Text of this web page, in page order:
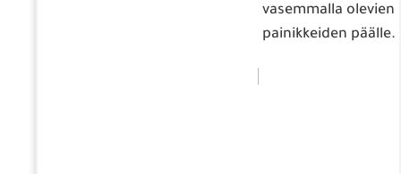
vasemmalla olevien
painikkeiden päälle.